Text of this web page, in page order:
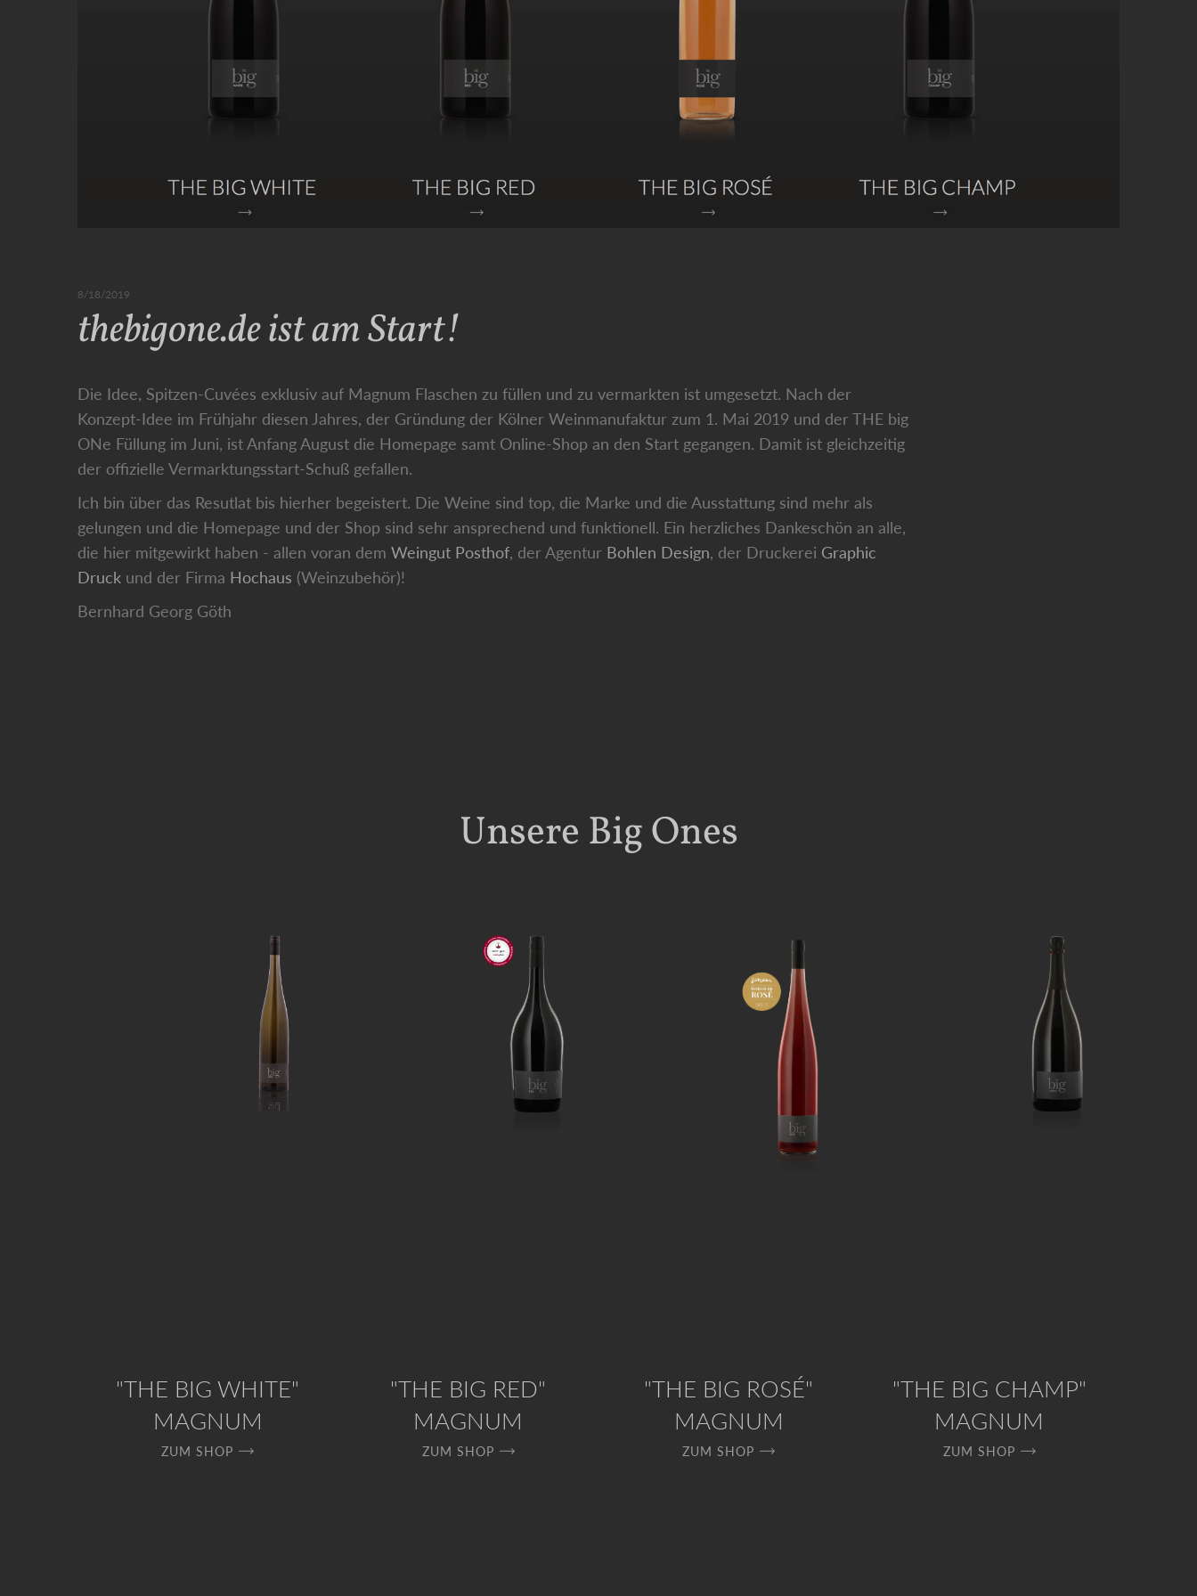
8/18/2019
thebigone.de ist am Start!
Die Idee, Spitzen-Cuvées exklusiv auf Magnum Flaschen zu füllen und zu vermarkten ist umgesetzt. Nach der
Konzept-Idee im Frühjahr diesen Jahres, der Gründung der Kölner Weinmanufaktur zum 1. Mai 2019 und der THE big
ONe Füllung im Juni, ist Anfang August die Homepage samt Online-Shop an den Start gegangen. Damit ist gleichzeitig
der offizielle Vermarktungsstart-Schuß gefallen.
Ich bin über das Resutlat bis hierher begeistert. Die Weine sind top, die Marke und die Ausstattung sind mehr als
gelungen und die Homepage und der Shop sind sehr ansprechend und funktionell. Ein herzliches Dankeschön an alle,
die hier mitgewirkt haben - allen voran dem Weingut Posthof, der Agentur Bohlen Design, der Druckerei Graphic
Druck und der Firma Hochaus (Weinzubehör)!
Bernhard Georg Göth
Unsere Big Ones
"THE BIG WHITE"
MAGNUM
ZUM SHOP
"THE BIG RED"
MAGNUM
ZUM SHOP
"THE BIG ROSÉ"
MAGNUM
ZUM SHOP
"THE BIG CHAMP"
MAGNUM
ZUM SHOP